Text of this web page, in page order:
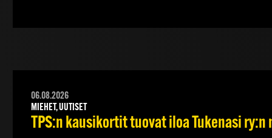
06.08.2026
MIEHET, UUTISET
TPS:n kausikortit tuovat iloa Tukenasi